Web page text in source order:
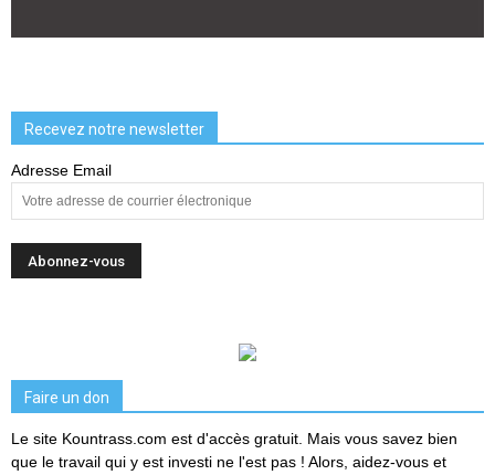
Recevez notre newsletter
Adresse Email
Faire un don
Le site Kountrass.com est d'accès gratuit. Mais vous savez bien
que le travail qui y est investi ne l'est pas ! Alors, aidez-vous et